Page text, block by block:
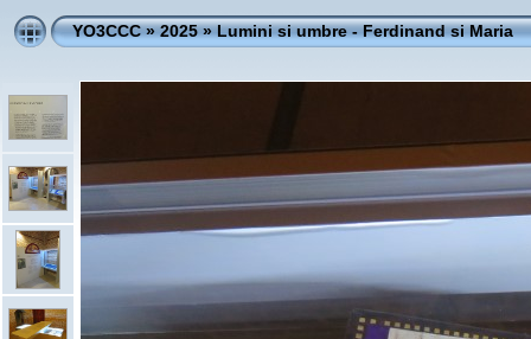
YO3CCC»2025»Lumini si umbre - Ferdinand si Maria